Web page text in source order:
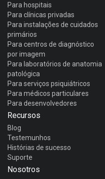
Para hospitais
Para clínicas privadas
Para instalações de cuidados
primários
Para centros de diagnóstico
por imagem
Para laboratórios de anatomia
patológica
Para serviços psiquiátricos
Para médicos particulares
Para desenvolvedores
Recursos
Blog
Testemunhos
Histórias de sucesso
Suporte
Nosotros